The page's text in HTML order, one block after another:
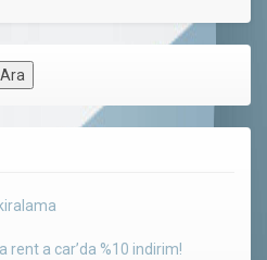
rent a car’da %10 indirim!